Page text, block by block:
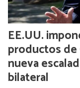
EE.UU.
productos de
nueva
bilateral